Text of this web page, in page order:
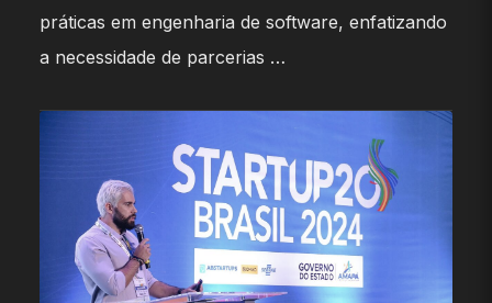
práticas em engenharia de software, enfatizando
a necessidade de parcerias …